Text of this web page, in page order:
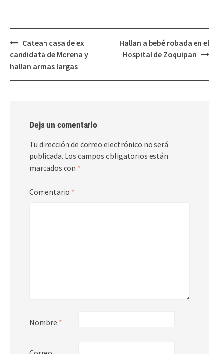
Post
navigation
Catean casa de ex
candidata de Morena y
hallan armas largas
Hallan a bebé robada en el
Hospital de Zoquipan
Deja un comentario
Tu dirección de correo electrónico no será
publicada. Los campos obligatorios están
marcados con *
Comentario *
Nombre *